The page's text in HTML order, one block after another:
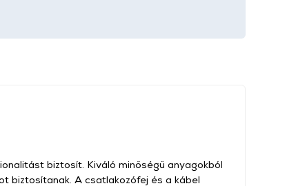
biztosít. Kiváló minőségű anyagokból
biztosítanak. A csatlakozófej és a kábel